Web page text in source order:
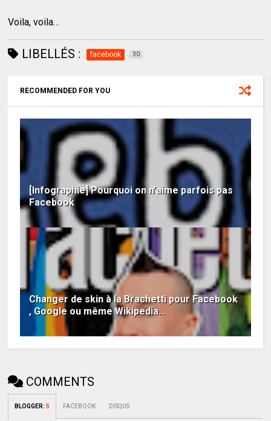
Voila, voila…
LIBELLÉS : facebook 30
RECOMMENDED FOR YOU
[Infographie] Pourquoi on n’aime parfois pas
Facebook
Changer de skin à la Brachetti pour Facebook
, Google ou même Wikipedia…
COMMENTS
BLOGGER:5 FACEBOOK DISQUS